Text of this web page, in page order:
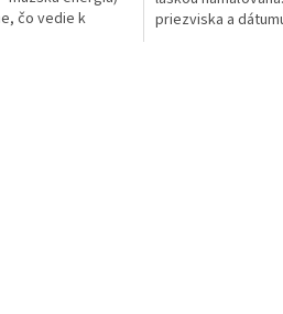
čo vedie k
priezviska a